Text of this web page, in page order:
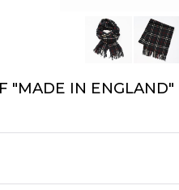
"MADE IN ENGLAND"